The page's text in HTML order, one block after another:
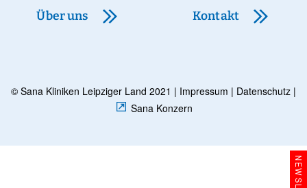
Über uns Kontakt
© Sana Kliniken Leipziger Land 2021 | Impressum | Datenschutz |
Sana Konzern